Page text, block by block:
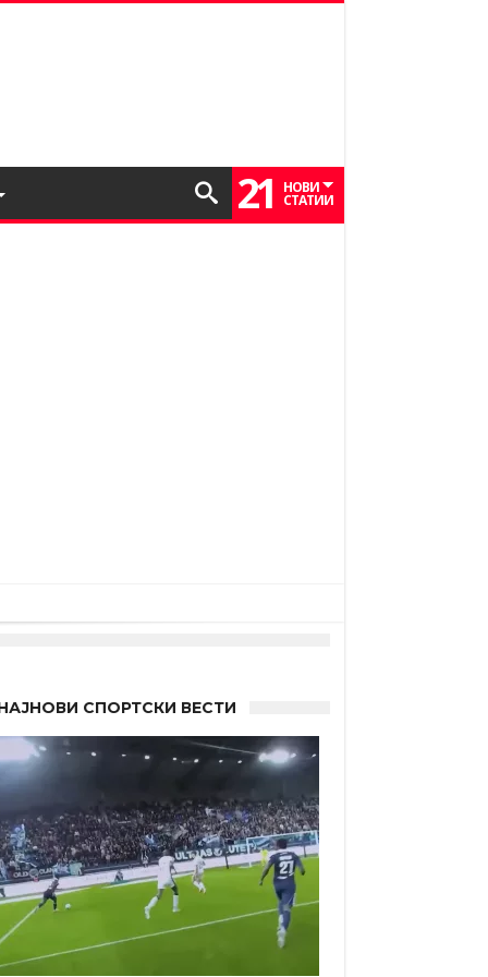
21 НОВИ
СТАТИИ
СПОРТСКИ ВЕСТИ